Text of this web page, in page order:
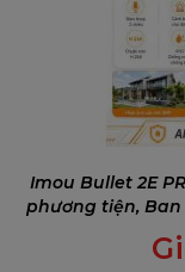
Imou Bullet 2E
phương tiện,